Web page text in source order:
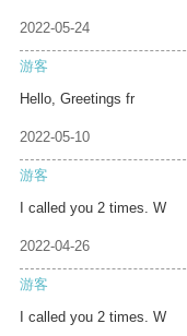
2022-05-24
游客
Hello, Greetings fr
2022-05-10
游客
I called you 2 times. W
2022-04-26
游客
I called you 2 times. W